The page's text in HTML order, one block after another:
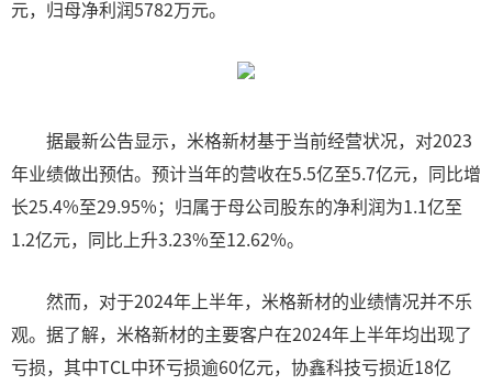
元，归母净利润5782万元。
据最新公告显示，米格新材基于当前经营状况，对2023
年业绩做出预估。预计当年的营收在5.5亿至5.7亿元，同比增
长25.4%至29.95%；归属于母公司股东的净利润为1.1亿至
1.2亿元，同比上升3.23%至12.62%。
然而，对于2024年上半年，米格新材的业绩情况并不乐
观。据了解，米格新材的主要客户在2024年上半年均出现了
亏损，其中TCL中环亏损逾60亿元，协鑫科技亏损近18亿